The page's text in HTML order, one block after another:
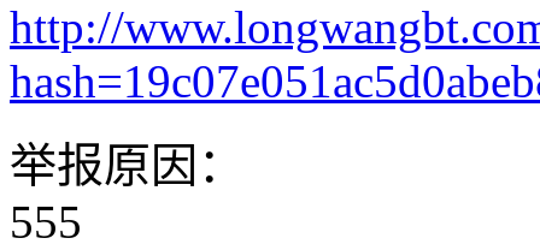
http://
举报原因：
555